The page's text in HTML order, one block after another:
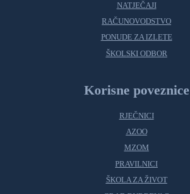
NATJEČAJI
RAČUNOVODSTVO
PONUDE ZA IZLETE
ŠKOLSKI ODBOR
Korisne poveznice
RJEČNICI
AZOO
MZOM
PRAVILNICI
ŠKOLA ZA ŽIVOT